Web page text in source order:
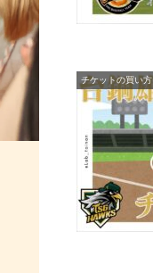
チケットの買い方